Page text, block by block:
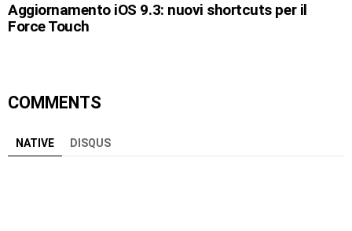
Aggiornamento iOS 9.3: nuovi shortcuts per il
Force Touch
COMMENTS
NATIVE DISQUS